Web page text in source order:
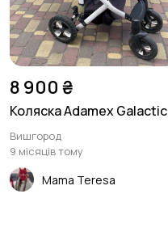
8 900 ₴
Коляска Adamex Galactic
Вишгород
9 місяців тому
Mama Teresa